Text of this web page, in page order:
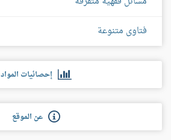
فتاوى متنوعة
إحصائيات المواد
عن الموقع